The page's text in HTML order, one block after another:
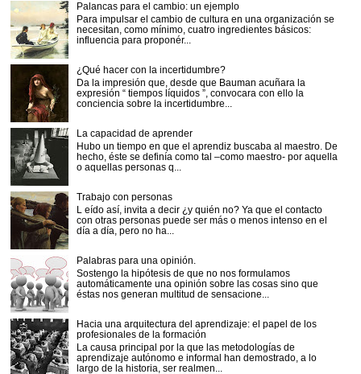
Palancas para el cambio: un ejemplo
Para impulsar el cambio de cultura en una organización se
necesitan, como mínimo, cuatro ingredientes básicos:
influencia para proponér...
¿Qué hacer con la incertidumbre?
Da la impresión que, desde que Bauman acuñara la
expresión “ tiempos líquidos ”, convocara con ello la
conciencia sobre la incertidumbre...
La capacidad de aprender
Hubo un tiempo en que el aprendiz buscaba al maestro. De
hecho, éste se definía como tal –como maestro- por aquella
o aquellas personas q...
Trabajo con personas
L eído así, invita a decir ¿y quién no? Ya que el contacto
con otras personas puede ser más o menos intenso en el
día a día, pero no ha...
Palabras para una opinión.
Sostengo la hipótesis de que no nos formulamos
automáticamente una opinión sobre las cosas sino que
éstas nos generan multitud de sensacione...
Hacia una arquitectura del aprendizaje: el papel de los
profesionales de la formación
La causa principal por la que las metodologías de
aprendizaje autónomo e informal han demostrado, a lo
largo de la historia, ser realmen...